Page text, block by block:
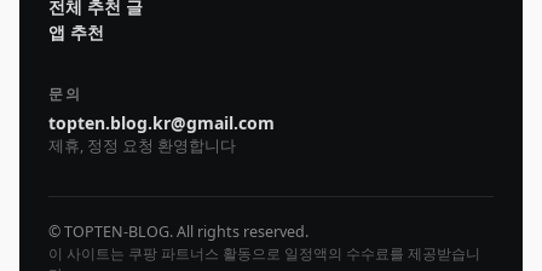
전체 추천 글
앱 추천
문의
topten.blog.kr@gmail.com
제휴, 정정 요청 환영합니다
© TOPTEN-BLOG. All rights reserved.
이 사이트는 쿠팡 파트너스 활동으로 일정액의 수수료를 제공받습니